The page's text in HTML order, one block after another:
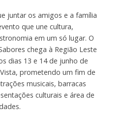
juntar os amigos e a família
que une cultura,
em um só lugar. O
chega à Região Leste
dias 13 e 14 de junho de
prometendo um fim de
musicais, barracas
culturais e área de